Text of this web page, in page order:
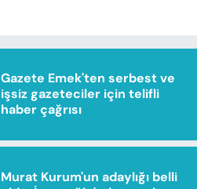
Gazete Emek'ten serbest ve
işsiz gazeteciler için telifli
haber çağrısı
Murat Kurum'un adaylığı belli